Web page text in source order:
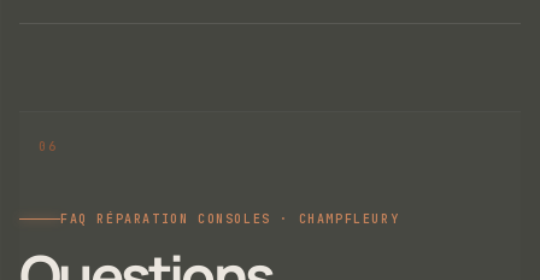
FAQ RÉPARATION CONSOLES · CHAMPFLEURY